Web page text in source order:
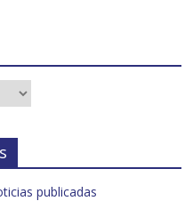
publicadas